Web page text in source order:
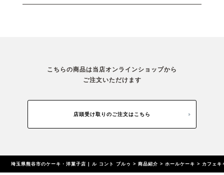
こちらの商品は当店オンラインショップから
ご注文いただけます
店頭受け取りのご注文はこちら
埼玉県熊谷市のケーキ・洋菓子店 | ル コント ブルゥ >商品紹介 >ホールケーキ > カフェキ